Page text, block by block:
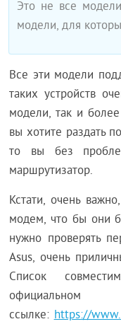
Это не все
модели, для
Все эти модели
таких устройств
модели, так и
вы хотите раздать
то вы без
маршрутизатор.
Кстати, очень
модем, что бы они
нужно проверять
Asus, очень
Список
ссылке:https://